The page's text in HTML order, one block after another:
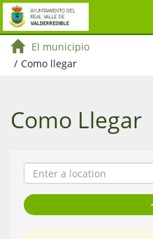
El municipio
/ Como llegar
Como Llegar